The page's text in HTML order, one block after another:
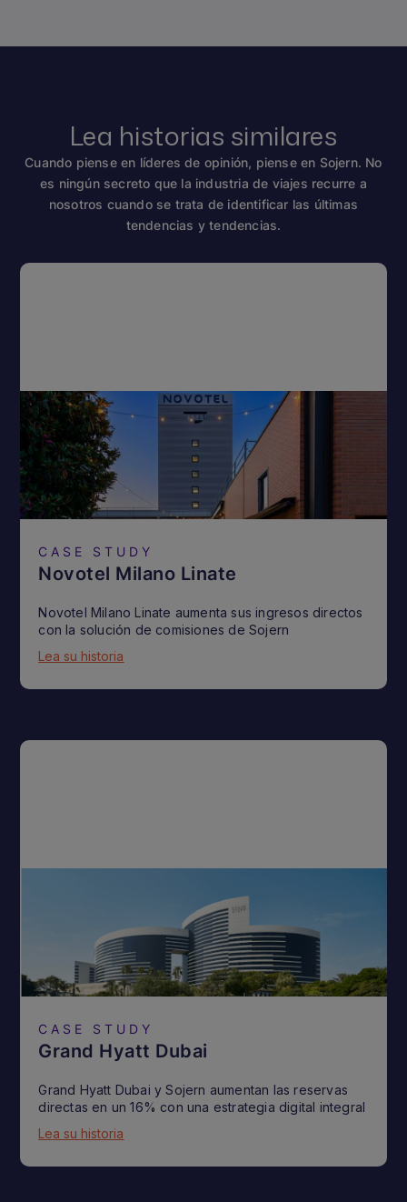
Lea historias similares
Cuando piense en líderes de opinión, piense en Sojern. No
es ningún secreto que la industria de viajes recurre a
nosotros cuando se trata de identificar las últimas
tendencias y tendencias.
CASE STUDY
Novotel Milano Linate
Novotel Milano Linate aumenta sus ingresos directos
con la solución de comisiones de Sojern
Lea su historia
CASE STUDY
Grand Hyatt Dubai
Grand Hyatt Dubai y Sojern aumentan las reservas
directas en un 16% con una estrategia digital integral
Lea su historia